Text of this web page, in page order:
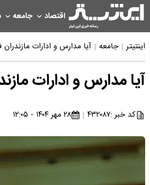
اقتصاد جامعه
اینتیتر جامعه آیا مدارس و ادارات مازندران فردا سه شنبه
آیا مدارس و ادارات مازندران فردا
کد خبر :۴۳۲۰۸۷ ۲۸ مهر ۱۴۰۴ - ۱۲:۰۵